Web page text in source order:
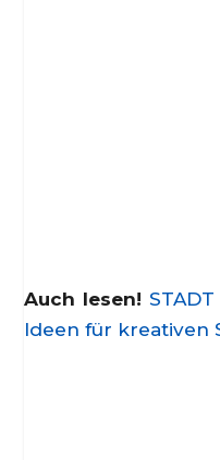
Auch lesen!
Ideen für kreativen